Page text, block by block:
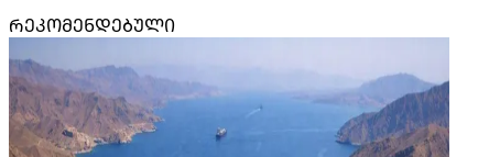
ᲠᲔᲙᲝᲛᲔᲜᲓᲔᲑᲣᲚᲘ